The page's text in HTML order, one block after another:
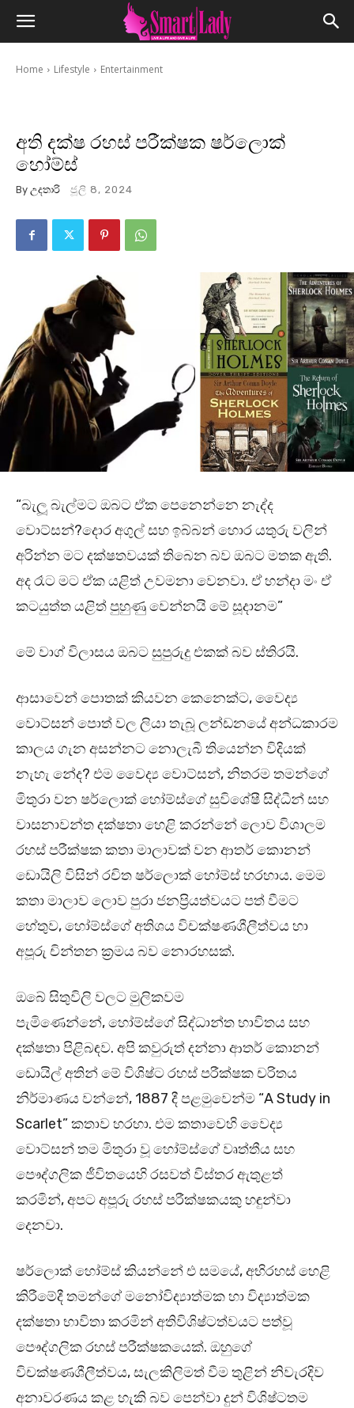
Home Lifestyle Entertainment
අති දක්ෂ රහස් පරීක්ෂක ෂර්ලොක්
හෝම්ස්
By උදතාරි ජූලි 8, 2024
“බැලූ බැල්මට ඔබට ඒක පෙනෙන්නෙ නැද්ද
වොට්සන්?දොර අගුල් සහ ඉබ්බන් හොර යතුරු වලින්
අරින්න මට දක්ෂතවයක් තිබෙන බව ඔබට මතක ඇති.
අද රෑට මට ඒක යළිත් උවමනා වෙනවා. ඒ හන්දා මං ඒ
කටයුත්ත යළිත් පුහුණු වෙන්නයි මේ සූදානම”
මේ වාග් විලාසය ඔබට සුපුරුදු එකක් බව ස්තිරයි.
ආසාවෙන් පොතක් කියවන කෙනෙක්ට, වෛද්‍ය
වොට්සන් පොත් වල ලියා තැබූ ලන්ඩනයේ අන්ධකාරම
කාලය ගැන අසන්නට නොලැබී තියෙන්න විදියක්
නැහැ නේද? එම වෛද්‍ය වොට්සන්, නිතරම තමන්ගේ
මිතුරා වන ෂර්ලොක් හෝම්ස්ගේ සුවිශේෂී සිද්ධීන් සහ
වාසනාවන්ත දක්ෂතා හෙළි කරන්නේ ලොව විශාලම
රහස් පරීක්ෂක කතා මාලාවක් වන ආතර් කොනන්
ඩොයිලි විසින් රචිත ෂර්ලොක් හෝම්ස් හරහාය. මෙම
කතා මාලාව ලොව පුරා ජනප්‍රියත්වයට පත් වීමට
හේතුව, හෝම්ස්ගේ අතිශය විචක්ෂණශීලීත්වය හා
අපූරු චින්තන ක්‍රමය බව නොරහසක්.
ඔබේ සිතුවිලි වලට මුලිකවම
පැමිණෙන්නේ, හෝම්ස්ගේ සිද්ධාන්ත භාවිතය සහ
දක්ෂතා පිළිබඳව. අපි කවුරුත් දන්නා ආතර් කොනන්
ඩොයිල් අතින් මේ විශිෂ්ට රහස් පරීක්ෂක චරිතය
නිර්මාණය වන්නේ, 1887 දී පළමුවෙන්ම “A Study in
Scarlet” කතාව හරහා. එම කතාවෙහි වෛද්‍ය
වොට්සන් තම මිතුරා වූ හෝම්ස්ගේ වෘත්තීය සහ
පෞද්ගලික ජීවිතයෙහි රසවත් විස්තර ඇතුළත්
කරමින්, අපට අපූරු රහස් පරීක්ෂකයකු හඳුන්වා
දෙනවා.
ෂර්ලොක් හෝම්ස් කියන්නේ එ සමයේ, අභිරහස් හෙළි
කිරීමේදී තමන්ගේ මනෝවිද්‍යාත්මක හා විද්‍යාත්මක
දක්ෂතා භාවිතා කරමින් අතිවිශිෂ්ටත්වයට පත්වූ
පෞද්ගලික රහස් පරීක්ෂකයෙක්. ඔහුගේ
විචක්ෂණශීලීත්වය, සැලකිලිමත් වීම තුළින් නිවැරදිව
අනාවරණය කළ හැකි බව පෙන්වා දුන් විශිෂ්ටතම